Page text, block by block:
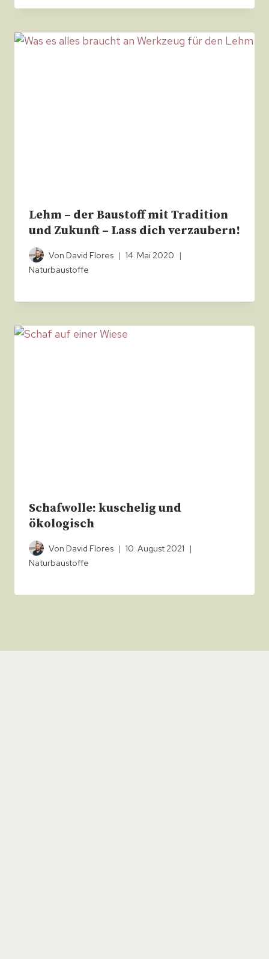
Lehm – der Baustoff mit Tradition
und Zukunft – Lass dich verzaubern!
Von David Flores
14. Mai 2020
Naturbaustoffe
Schafwolle: kuschelig und
ökologisch
Von David Flores
10. August 2021
Naturbaustoffe